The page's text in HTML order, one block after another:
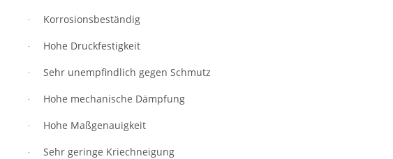
· Korrosionsbeständig
· Hohe Druckfestigkeit
· Sehr unempfindlich gegen Schmutz
· Hohe mechanische Dämpfung
· Hohe Maßgenauigkeit
· Sehr geringe Kriechneigung